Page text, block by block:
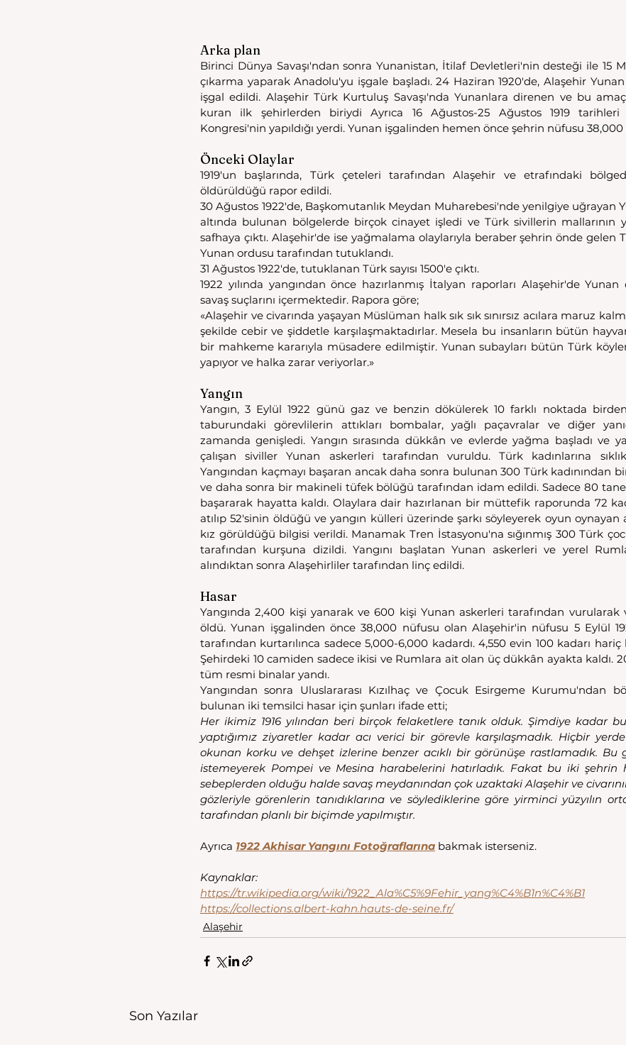
Arka plan
Birinci Dünya Savaşı'ndan sonra Yunanistan, İtilaf Devletleri'nin desteği ile 15
çıkarma yaparak Anadolu'yu işgale başladı. 24 Haziran 1920'de, Alaşehir
işgal edildi. Alaşehir Türk Kurtuluş Savaşı'nda Yunanlara direnen ve bu
kuran ilk şehirlerden biriydi Ayrıca 16 Ağustos-25 Ağustos 1919 tarihleri
Kongresi'nin yapıldığı yerdi. Yunan işgalinden hemen önce şehrin nüfusu 38,000
Önceki Olaylar
1919'un başlarında, Türk çeteleri tarafından Alaşehir ve etrafındaki
öldürüldüğü rapor edildi.
30 Ağustos 1922'de, Başkomutanlık Meydan Muharebesi'nde yenilgiye uğrayan
altında bulunan bölgelerde birçok cinayet işledi ve Türk sivillerin mallarının
safhaya çıktı. Alaşehir'de ise yağmalama olaylarıyla beraber şehrin önde gelen
Yunan ordusu tarafından tutuklandı.
31 Ağustos 1922'de, tutuklanan Türk sayısı 1500'e çıktı.
1922 yılında yangından önce hazırlanmış İtalyan raporları Alaşehir'de
savaş suçlarını içermektedir. Rapora göre;
«Alaşehir ve civarında yaşayan Müslüman halk sık sık sınırsız acılara maruz
şekilde cebir ve şiddetle karşılaşmaktadırlar. Mesela bu insanların bütün
bir mahkeme kararıyla müsadere edilmiştir. Yunan subayları bütün Türk
yapıyor ve halka zarar veriyorlar.»
Yangın
Yangın, 3 Eylül 1922 günü gaz ve benzin dökülerek 10 farklı noktada birden
taburundaki görevlilerin attıkları bombalar, yağlı paçavralar ve diğer
zamanda genişledi. Yangın sırasında dükkân ve evlerde yağma başladı ve
çalışan siviller Yunan askerleri tarafından vuruldu. Türk kadınlarına
Yangından kaçmayı başaran ancak daha sonra bulunan 300 Türk kadınından
ve daha sonra bir makineli tüfek bölüğü tarafından idam edildi. Sadece 80
başararak hayatta kaldı. Olaylara dair hazırlanan bir müttefik raporunda 72
atılıp 52'sinin öldüğü ve yangın külleri üzerinde şarkı söyleyerek oyun oynayan
kız görüldüğü bilgisi verildi. Manamak Tren İstasyonu'na sığınmış 300 Türk
tarafından kurşuna dizildi. Yangını başlatan Yunan askerleri ve yerel
alındıktan sonra Alaşehirliler tarafından linç edildi.
Hasar
Yangında 2,400 kişi yanarak ve 600 kişi Yunan askerleri tarafından vurularak
öldü. Yunan işgalinden önce 38,000 nüfusu olan Alaşehir'in nüfusu 5 Eylül
tarafından kurtarılınca sadece 5,000-6,000 kadardı. 4,550 evin 100 kadarı
Şehirdeki 10 camiden sadece ikisi ve Rumlara ait olan üç dükkân ayakta kaldı.
tüm resmi binalar yandı.
Yangından sonra Uluslararası Kızılhaç ve Çocuk Esirgeme Kurumu'ndan
bulunan iki temsilci hasar için şunları ifade etti;
Her ikimiz 1916 yılından beri birçok felaketlere tanık olduk. Şimdiye kadar
yaptığımız ziyaretler kadar acı verici bir görevle karşılaşmadık. Hiçbir
okunan korku ve dehşet izlerine benzer acıklı bir görünüşe rastlamadık. Bu
istemeyerek Pompei ve Mesina harabelerini hatırladık. Fakat bu iki şehrin
sebeplerden olduğu halde savaş meydanından çok uzaktaki Alaşehir ve
gözleriyle görenlerin tanıdıklarına ve söylediklerine göre yirminci yüzyılın
tarafından planlı bir biçimde yapılmıştır.
Ayrıca 1922 Akhisar Yangını Fotoğraflarına bakmak isterseniz.
Kaynaklar:
https://tr.wikipedia.org/wiki/1922_Ala%C5%9Fehir_yang%C4%B1n%C4%B1
https://collections.albert-kahn.hauts-de-seine.fr/
Alaşehir
Son Yazılar